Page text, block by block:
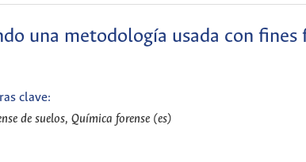
una metodología usada con fines
clave:
de suelos, Química forense (es)